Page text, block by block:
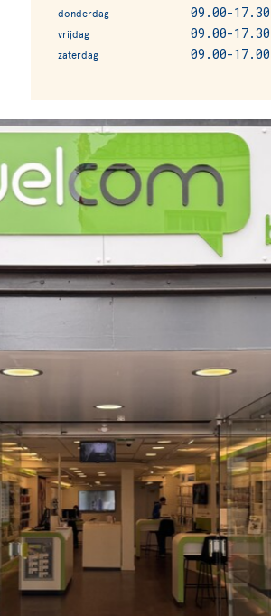
donderdag 09.00-17.30
vrijdag 09.00-17.30
zaterdag 09.00-17.00